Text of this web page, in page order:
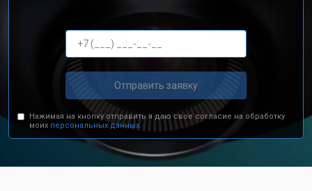
Отправить заявку
Нажимая на кнопку отправить я даю свое согласие на обработку
моих персональных данных.